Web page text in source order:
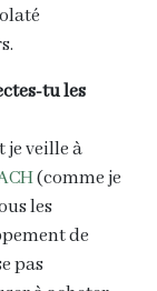
tu les
je veille à
(comme je
les
de
pas